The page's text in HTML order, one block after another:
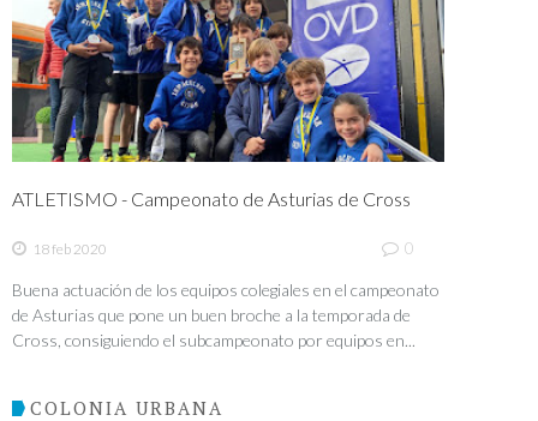
ATLETISMO - Campeonato de Asturias de Cross
18 feb 2020 0
Buena actuación de los equipos colegiales en el campeonato
de Asturias que pone un buen broche a la temporada de
Cross, consiguiendo el subcampeonato por equipos en...
COLONIA URBANA